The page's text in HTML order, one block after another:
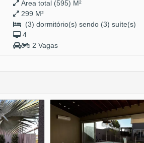
Área total (595) M²
299 M²
(3) dormitório(s) sendo (3) suíte(s)
4
2 Vagas